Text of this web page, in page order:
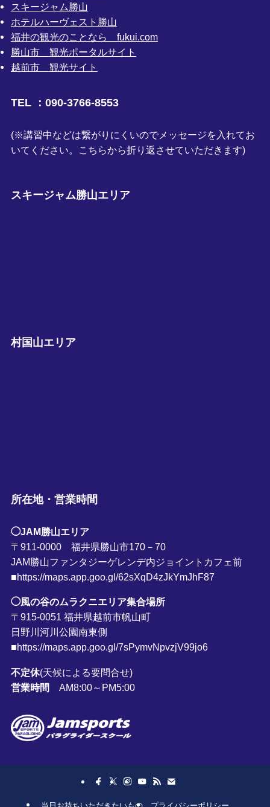
スキージャム勝山
ホテルハーヴェスト勝山
福井の観光のことなら fukui.com
勝山市 観光ポータルサイト
越前市 観光サイト
TEL ：090-3766-8553
(※講習中などは繋がりにくいのでメッセージを入れてお
いてください。こちらから折り返させていただきます)
スキージャム勝山エリア
村国山エリア
所在地・営業時間
◯JAM勝山エリア
〒911-0000 福井県勝山市170－70
JAM勝山ファンタジーゲレンデ内ジョイントカフェ前
■https://maps.app.goo.gl/62sXqD4zJkYmJhF87
◯風の谷のムラクニエリア集合場所
〒915-0051 福井県越前市帆山町
日野川河川公園南東側
■https://maps.app.goo.gl/7sPymvNpvzjV99jo6
不定休(天候による要問合せ)
営業時間
AM8:00～PM5:00